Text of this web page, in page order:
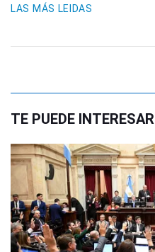
LAS MÁS LEIDAS
TE PUEDE INTERESAR